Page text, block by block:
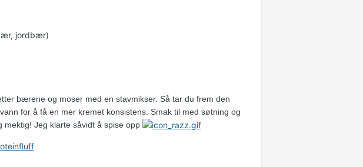
jordbær)
bærene og moser med en stavmikser. Så tar du frem den
for å få en mer kremet konsistens. Smak til med søtning og
Jeg klarte såvidt å spise opp